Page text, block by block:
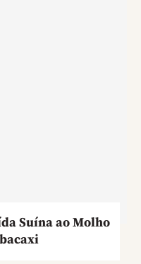
Suína ao Molho